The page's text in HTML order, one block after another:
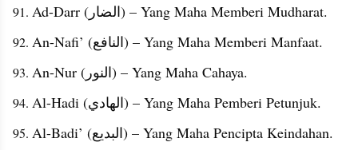
Ad-Darr (الضار) – Yang Maha Memberi Mudharat.
An-Nafi’ (النافع) – Yang Maha Memberi Manfaat.
An-Nur (النور) – Yang Maha Cahaya.
Al-Hadi (الهادي) – Yang Maha Pemberi Petunjuk.
Al-Badi’ (البديع) – Yang Maha Pencipta Keindahan.